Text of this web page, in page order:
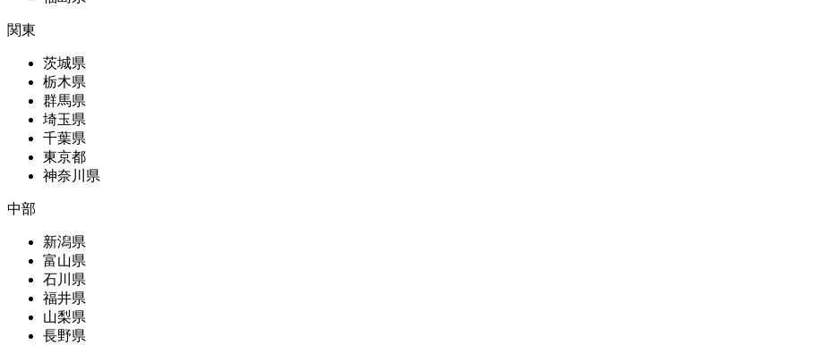
関東
茨城県
栃木県
群馬県
埼玉県
千葉県
東京都
神奈川県
中部
新潟県
富山県
石川県
福井県
山梨県
長野県